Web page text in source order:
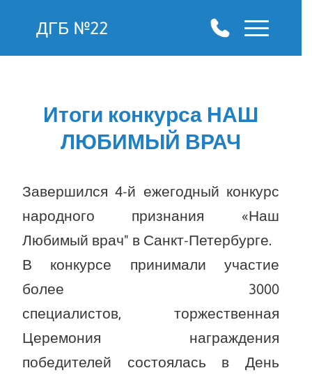
ДГБ №22
Итоги конкурса НАШ
ЛЮБИМЫЙ ВРАЧ
Завершился 4-й ежегодный конкурс
народного признания «Наш
Любимый врач" в Санкт-Петербурге.
В конкурсе принимали участие
более 3000
специалистов, торжественная
Церемония награждения
победителей состоялась в День